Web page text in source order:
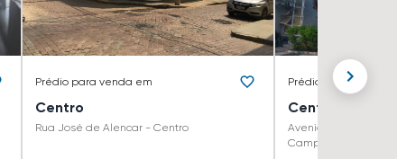
Prédio para venda em
Centro
Rua José de Alencar - Centro
Prédio para venda
Centro
Avenida Aquidabã
Campinas - SP